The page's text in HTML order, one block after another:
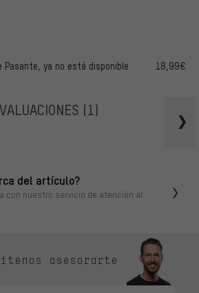
Pasante, ya no está disponible 18,99€
(1)
del artículo?
con nuestro servicio de atención al
asesorarte